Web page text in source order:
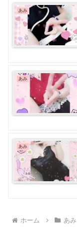
あみ
あみ
あみ
ホーム あみ